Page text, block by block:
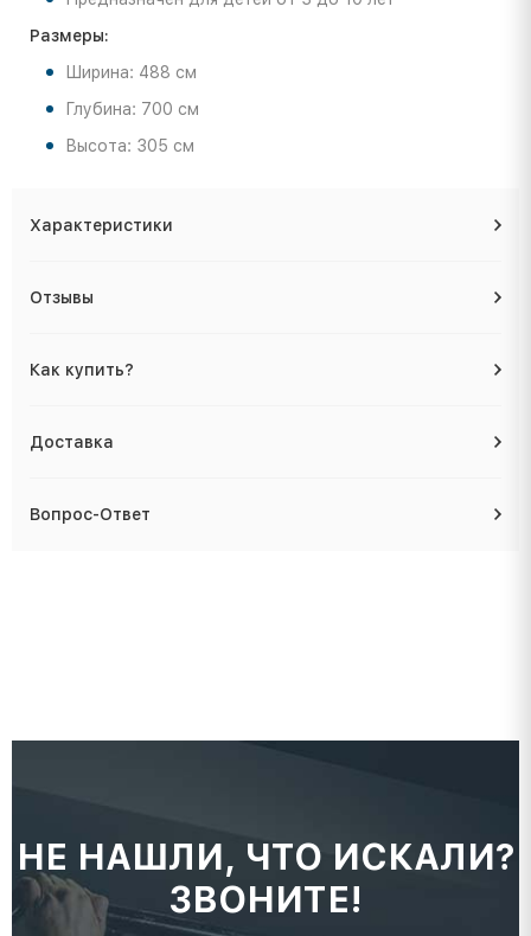
Размеры:
Ширина: 488 см
Глубина: 700 см
Высота: 305 см
Характеристики
Отзывы
Как купить?
Доставка
Вопрос-Ответ
НЕ НАШЛИ, ЧТО ИСКАЛИ?
ЗВОНИТЕ!